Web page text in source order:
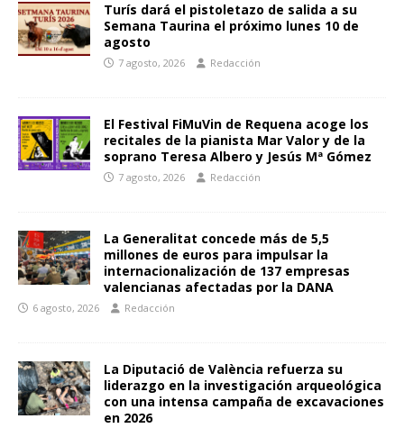
Turís dará el pistoletazo de salida a su
Semana Taurina el próximo lunes 10 de
agosto
7 agosto, 2026 Redacción
El Festival FiMuVin de Requena acoge los
recitales de la pianista Mar Valor y de la
soprano Teresa Albero y Jesús Mª Gómez
7 agosto, 2026 Redacción
La Generalitat concede más de 5,5
millones de euros para impulsar la
internacionalización de 137 empresas
valencianas afectadas por la DANA
6 agosto, 2026 Redacción
La Diputació de València refuerza su
liderazgo en la investigación arqueológica
con una intensa campaña de excavaciones
en 2026